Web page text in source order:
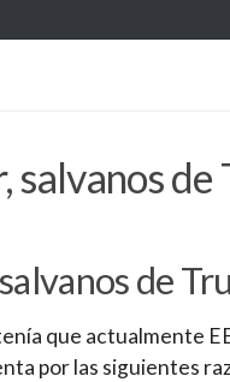
salvanos de
de
que actualmente
por las siguientes